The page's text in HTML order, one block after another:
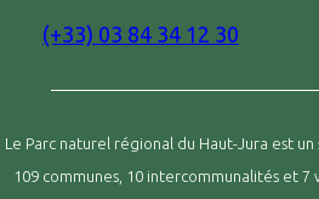
(+33) 03 84 34 12 30
Le Parc naturel régional du Haut-Jura est
109 communes, 10 intercommunalités et 7